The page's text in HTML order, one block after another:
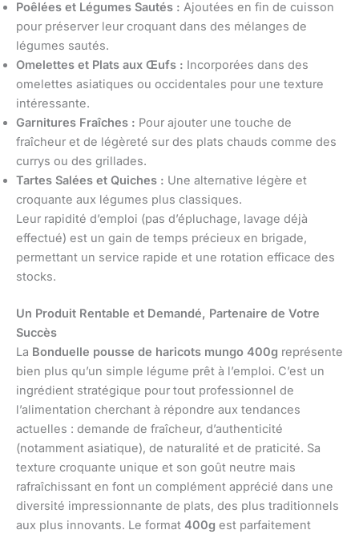
Poêlées et Légumes Sautés : Ajoutées en fin de cuisson
pour préserver leur croquant dans des mélanges de
légumes sautés.
Omelettes et Plats aux Œufs : Incorporées dans des
omelettes asiatiques ou occidentales pour une texture
intéressante.
Garnitures Fraîches : Pour ajouter une touche de
fraîcheur et de légèreté sur des plats chauds comme des
currys ou des grillades.
Tartes Salées et Quiches : Une alternative légère et
croquante aux légumes plus classiques.
Leur rapidité d’emploi (pas d’épluchage, lavage déjà
effectué) est un gain de temps précieux en brigade,
permettant un service rapide et une rotation efficace des
stocks.
Un Produit Rentable et Demandé, Partenaire de Votre
Succès
La Bonduelle pousse de haricots mungo 400g représente
bien plus qu’un simple légume prêt à l’emploi. C’est un
ingrédient stratégique pour tout professionnel de
l’alimentation cherchant à répondre aux tendances
actuelles : demande de fraîcheur, d’authenticité
(notamment asiatique), de naturalité et de praticité. Sa
texture croquante unique et son goût neutre mais
rafraîchissant en font un complément apprécié dans une
diversité impressionnante de plats, des plus traditionnels
aux plus innovants. Le format 400g est parfaitement